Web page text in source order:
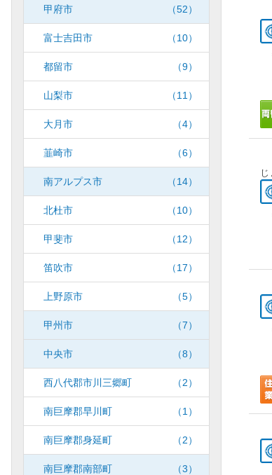
甲府市 （52）
富士吉田市 （10）
都留市 （9）
山梨市 （11）
大月市 （4）
韮崎市 （6）
南アルプス市 （14）
北杜市 （10）
甲斐市 （12）
笛吹市 （17）
上野原市 （5）
甲州市 （7）
中央市 （8）
西八代郡市川三郷町 （2）
南巨摩郡早川町 （1）
南巨摩郡身延町 （2）
南巨摩郡南部町 （3）
じ